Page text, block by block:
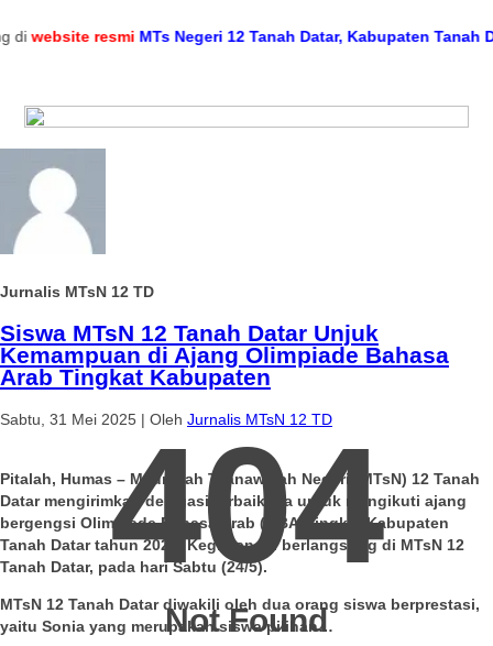
website resmi MTs Negeri 12 Tanah Datar, Kabupaten Tanah
Jurnalis MTsN 12 TD
Siswa MTsN 12 Tanah Datar Unjuk
Kemampuan di Ajang Olimpiade Bahasa
Arab Tingkat Kabupaten
Sabtu, 31 Mei 2025 | Oleh Jurnalis MTsN 12 TD
Pitalah, Humas – Madrasah Tsanawiyah Negeri (MTsN) 12 Tanah
Datar mengirimkan delegasi terbaiknya untuk mengikuti ajang
bergengsi Olimpiade Bahasa Arab (OBA) tingkat Kabupaten
Tanah Datar tahun 2025. Kegiatan ini berlangsung di MTsN 12
Tanah Datar, pada hari Sabtu (24/5).
MTsN 12 Tanah Datar diwakili oleh dua orang siswa berprestasi,
yaitu Sonia yang merupakan siswa pilihan…
404
Not Found